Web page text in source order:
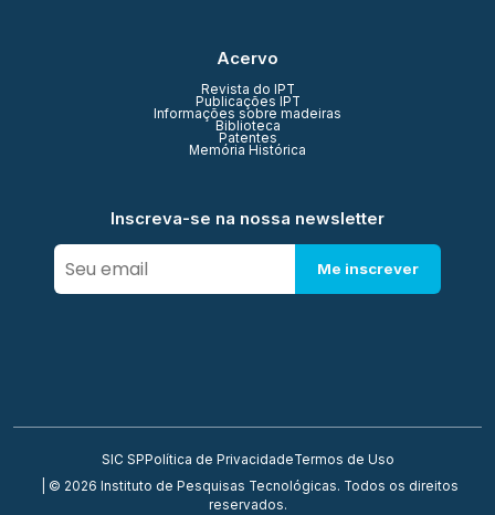
Acervo
Revista do IPT
Publicações IPT
Informações sobre madeiras
Biblioteca
Patentes
Memória Histórica
Inscreva-se na nossa newsletter
Me inscrever
SIC SP Política de PrivacidadeTermos de Uso
| © 2026 Instituto de Pesquisas Tecnológicas. Todos os direitos
reservados.